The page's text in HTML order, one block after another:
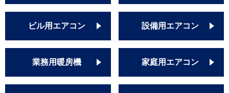
ビル用エアコン 設備用エアコン
業務用暖房機 家庭用エアコン